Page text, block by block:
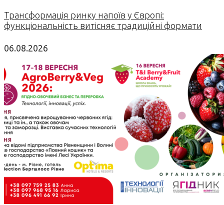
Трансформація ринку напоїв у Європі:
функціональність витісняє традиційні формати
06.08.2026